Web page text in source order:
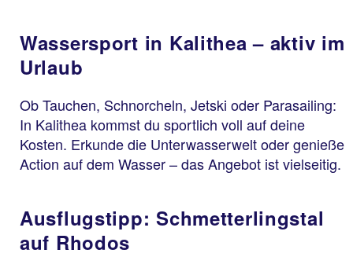
Wassersport in Kalithea – aktiv im
Urlaub
Ob Tauchen, Schnorcheln, Jetski oder Parasailing:
In Kalithea kommst du sportlich voll auf deine
Kosten. Erkunde die Unterwasserwelt oder genieße
Action auf dem Wasser – das Angebot ist vielseitig.
Ausflugstipp: Schmetterlingstal
auf Rhodos